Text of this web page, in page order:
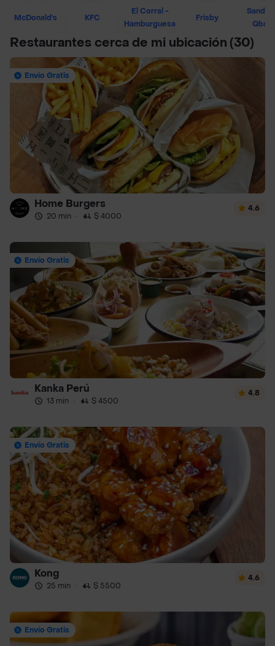
McDonald's KFC
El Corral -
Hamburguesa
Frisby
Restaurantes cerca de mi ubicación (30)
Envío Gratis
Home Burgers
20 min · $ 4000
4.6
Envío Gratis
Kanka Perú
13 min · $ 4500
4.8
Envío Gratis
Kong
25 min · $ 5500
4.6
Envío Gratis